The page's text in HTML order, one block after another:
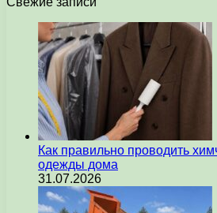
Как правильно проводить
одежды дома
31.07.2026